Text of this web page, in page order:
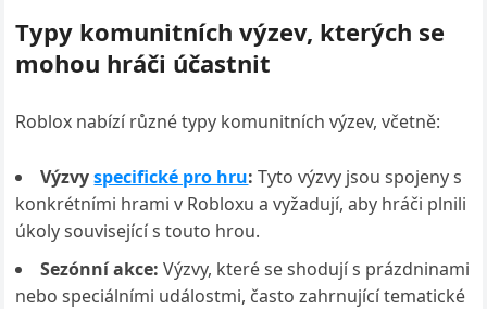
Typy komunitních výzev, kterých se
mohou hráči účastnit
Roblox nabízí různé typy komunitních výzev, včetně:
Výzvyspecifické pro hru: Tyto výzvy jsou spojeny s
konkrétními hrami v Robloxu a vyžadují, aby hráči plnili
úkoly související s touto hrou.
Sezónní akce: Výzvy, které se shodují s prázdninami
nebo speciálními událostmi, často zahrnující tematické